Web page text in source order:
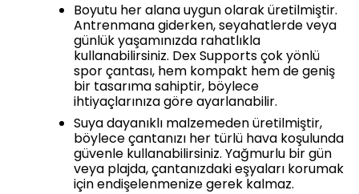
Boyutu her alana uygun olarak üretilmiştir.
Antrenmana giderken, seyahatlerde veya
günlük yaşamınızda rahatlıkla
kullanabilirsiniz. Dex Supports çok yönlü
spor çantası, hem kompakt hem de geniş
bir tasarıma sahiptir, böylece
ihtiyaçlarınıza göre ayarlanabilir.
Suya dayanıklı malzemeden üretilmiştir,
böylece çantanızı her türlü hava koşulunda
güvenle kullanabilirsiniz. Yağmurlu bir gün
veya plajda, çantanızdaki eşyaları korumak
için endişelenmenize gerek kalmaz.